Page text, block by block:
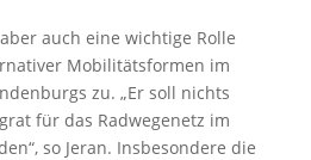
auch eine wichtige Rolle
Mobilitätsformen im
zu. „Er soll nichts
für das Radwegenetz im
so Jeran. Insbesondere die